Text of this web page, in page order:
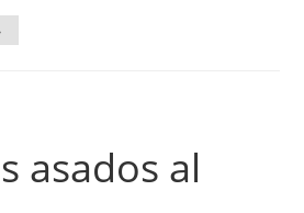
asados al